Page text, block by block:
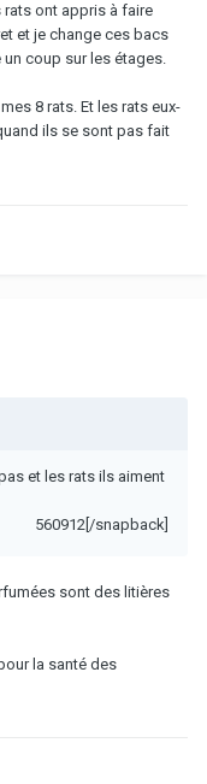
rats ont appris à faire
et je change ces bacs
coup sur les étages.
8 rats. Et les rats eux-
ils se sont pas fait
et les rats ils aiment
560912[/snapback]
sont des litières
la santé des